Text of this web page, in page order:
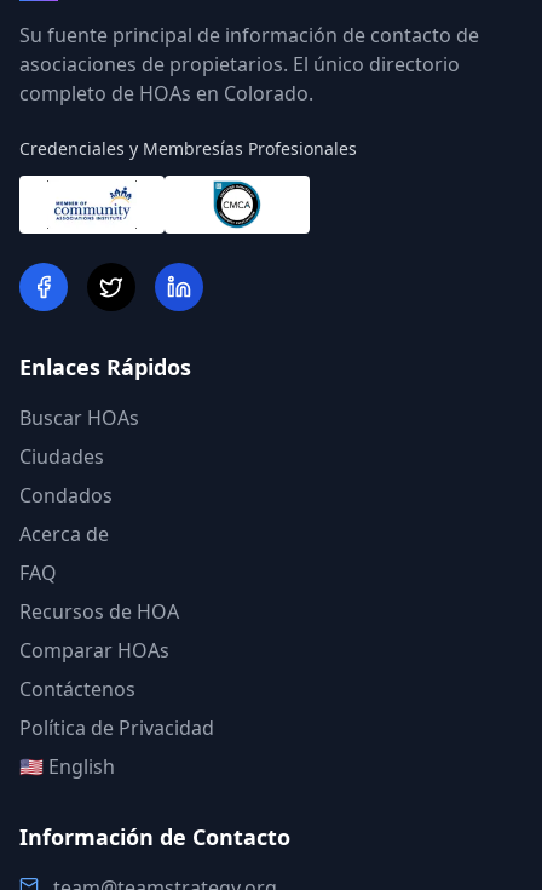
Su fuente principal de información de contacto de
asociaciones de propietarios. El único directorio
completo de HOAs en Colorado.
Credenciales y Membresías Profesionales
Enlaces Rápidos
Buscar HOAs
Ciudades
Condados
Acerca de
FAQ
Recursos de HOA
Comparar HOAs
Contáctenos
Política de Privacidad
🇺🇸 English
Información de Contacto